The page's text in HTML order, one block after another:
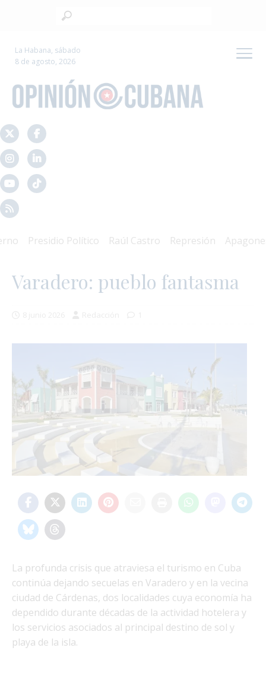
La Habana, sábado
8 de agosto, 2026
Presidio Político Raúl Castro Represión Apagones
Varadero: pueblo fantasma
La profunda crisis que atraviesa el turismo en Cuba
continúa dejando secuelas en Varadero y en la vecina
ciudad de Cárdenas, dos localidades cuya economía ha
dependido durante décadas de la actividad hotelera y
los servicios asociados al principal destino de sol y
playa de la isla.